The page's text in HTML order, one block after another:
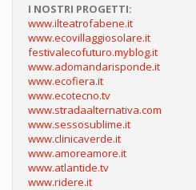
I NOSTRI PROGETTI:
www.ilteatrofabene.it
www.ecovillaggiosolare.it
festivalecofuturo.myblog.it
www.adomandarisponde.it
www.ecofiera.it
www.ecotecno.tv
www.stradaalternativa.com
www.sessosublime.it
www.clinicaverde.it
www.amoreamore.it
www.atlantide.tv
www.ridere.it